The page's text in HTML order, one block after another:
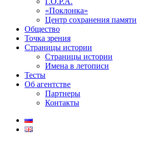
«Поклонка»
Центр сохранения памяти
Общество
Точка зрения
Страницы истории
Страницы истории
Имена в летописи
Тесты
Об агентстве
Партнеры
Контакты